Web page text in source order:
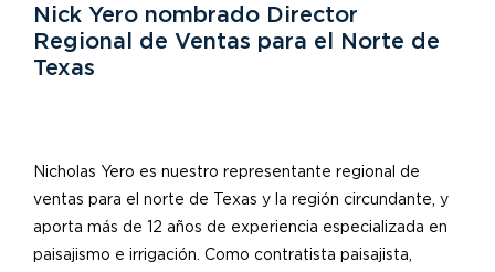
Nick Yero nombrado Director
Regional de Ventas para el Norte de
Texas
Nicholas Yero es nuestro representante regional de
ventas para el norte de Texas y la región circundante, y
aporta más de 12 años de experiencia especializada en
paisajismo e irrigación. Como contratista paisajista,